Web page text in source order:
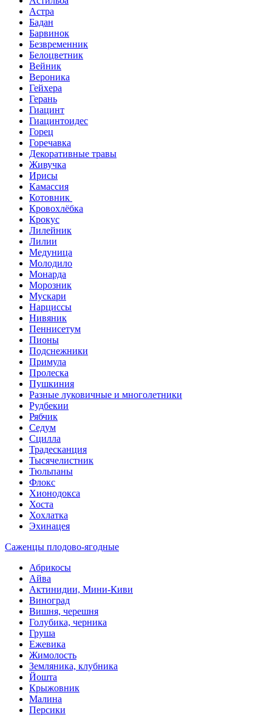
Астра
Бадан
Барвинок
Безвременник
Белоцветник
Вейник
Вероника
Гейхера
Герань
Гиацинт
Гиацинтоидес
Горец
Горечавка
Декоративные травы
Живучка
Ирисы
Камассия
Котовник
Кровохлёбка
Крокус
Лилейник
Лилии
Медуница
Молодило
Монарда
Морозник
Мускари
Нарциссы
Нивяник
Пеннисетум
Пионы
Подснежники
Примула
Пролеска
Пушкиния
Разные луковичные и многолетники
Рудбекии
Рябчик
Седум
Сцилла
Традесканция
Тысячелистник
Тюльпаны
Флокс
Хионодокса
Хоста
Хохлатка
Эхинацея
Саженцы плодово-ягодные
Абрикосы
Айва
Актинидии, Мини-Киви
Виноград
Вишня, черешня
Голубика, черника
Груша
Ежевика
Жимолость
Земляника, клубника
Йошта
Крыжовник
Малина
Персики